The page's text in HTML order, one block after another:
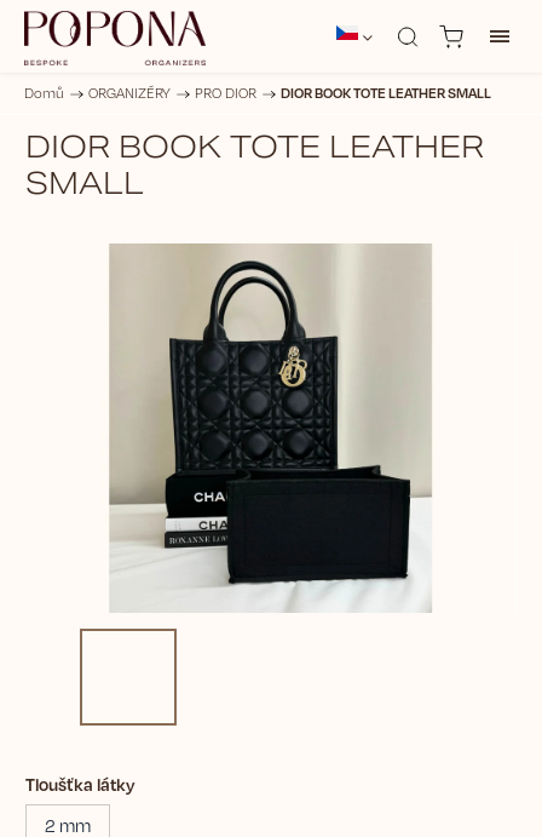
Domů / ORGANIZÉRY / PRO DIOR / DIOR BOOK TOTE LEATHER SMALL
DIOR BOOK TOTE LEATHER
SMALL
Tloušťka látky
2 mm